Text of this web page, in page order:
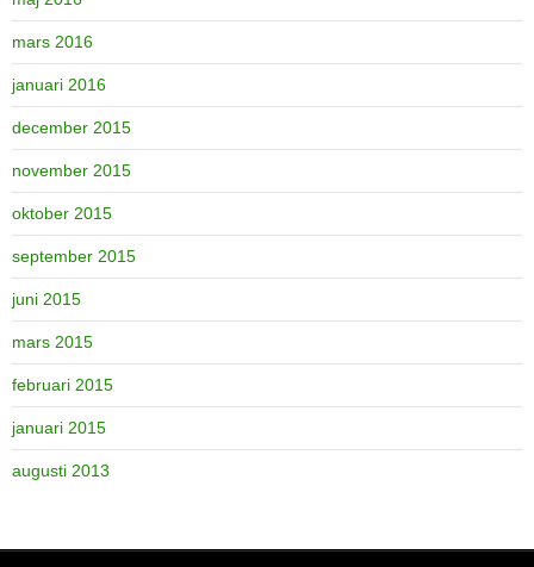
mars 2016
januari 2016
december 2015
november 2015
oktober 2015
september 2015
juni 2015
mars 2015
februari 2015
januari 2015
augusti 2013